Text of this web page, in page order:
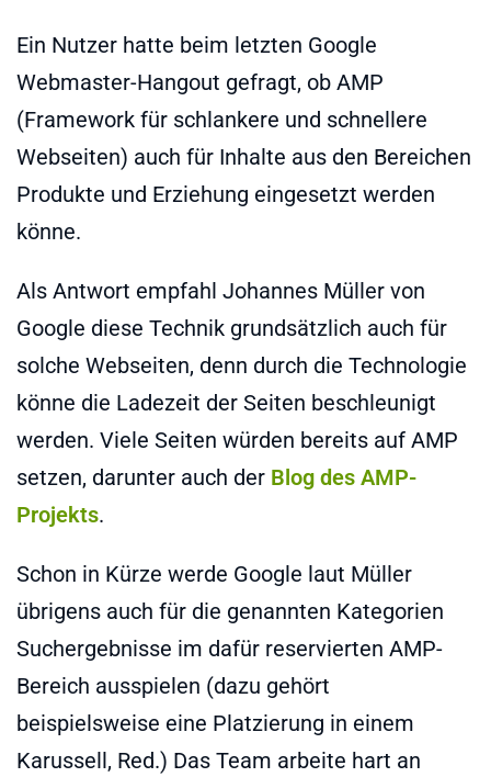
Ein Nutzer hatte beim letzten Google
Webmaster-Hangout gefragt, ob AMP
(Framework für schlankere und schnellere
Webseiten) auch für Inhalte aus den Bereichen
Produkte und Erziehung eingesetzt werden
könne.
Als Antwort empfahl Johannes Müller von
Google diese Technik grundsätzlich auch für
solche Webseiten, denn durch die Technologie
könne die Ladezeit der Seiten beschleunigt
werden. Viele Seiten würden bereits auf AMP
setzen, darunter auch der Blog des AMP-
Projekts.
Schon in Kürze werde Google laut Müller
übrigens auch für die genannten Kategorien
Suchergebnisse im dafür reservierten AMP-
Bereich ausspielen (dazu gehört
beispielsweise eine Platzierung in einem
Karussell, Red.) Das Team arbeite hart an